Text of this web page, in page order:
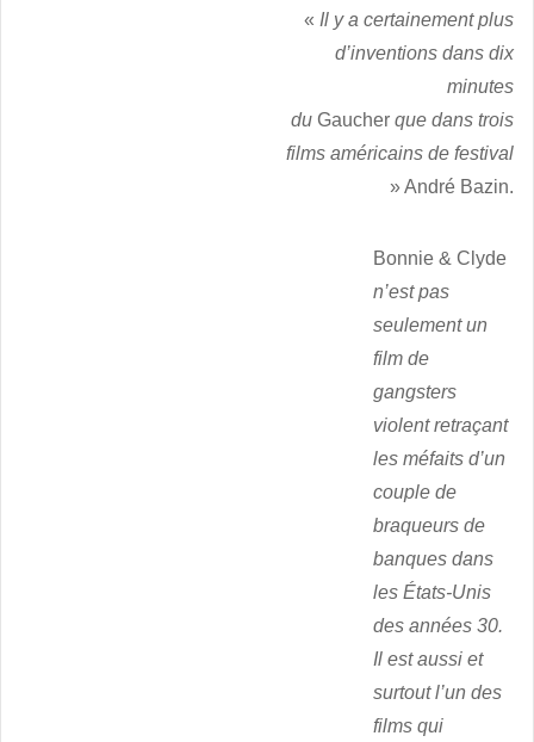
« Il y a certainement plus
d’inventions dans dix
minutes
du Gaucher que dans trois
films américains de festival
» André Bazin.
Bonnie & Clyde
n’est pas
seulement un
film de
gangsters
violent retraçant
les méfaits d’un
couple de
braqueurs de
banques dans
les États-Unis
des années 30.
Il est aussi et
surtout l’un des
films qui